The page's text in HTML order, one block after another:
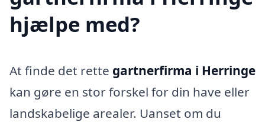
hjælpe med?
At finde det rette gartnerfirma i Herringe
kan gøre en stor forskel for din have eller
landskabelige arealer. Uanset om du